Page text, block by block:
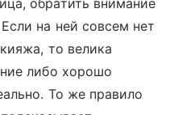
на ней совсем нет
то велика
либо хорошо
То же правило